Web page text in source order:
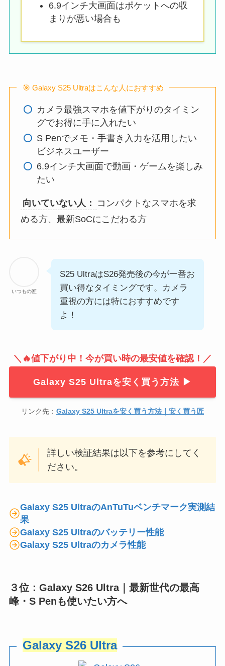
6.9インチ大画面はポケットへの収
まりが悪い場合も
🎯 Galaxy S25 Ultraはこんな人におすすめ
カメラ最強スマホを値下がりのタイミン
グでお得に手に入れたい
S Penでメモ・手書き入力を活用したい
ビジネスユーザー
6.9インチ大画面で動画・ゲームを楽しみ
たい
向いていない人：
コンパクトなスマホを求
める方、最新SoCにこだわる方
いつもの匠
S25 UltraはS26発売後の今が一番お
買い得なタイミングです。カメラ
重視の方には特におすすめです
よ！
＼🔥値下がり中！今が買い時の最安値を確認！／
Galaxy S25 Ultraを安く買う方法 ▶︎
リンク先： Galaxy S25 Ultraを安く買う方法｜安く買う匠
詳しい検証結果は以下を参考にしてく
ださい。
Galaxy S25 UltraのAnTuTuベンチマーク実測結
果
Galaxy S25 Ultraのバッテリー性能
Galaxy S25 Ultraのカメラ性能
３位：Galaxy S26 Ultra｜最新世代の最高
峰・S Penも使いたい方へ
Galaxy S26 Ultra